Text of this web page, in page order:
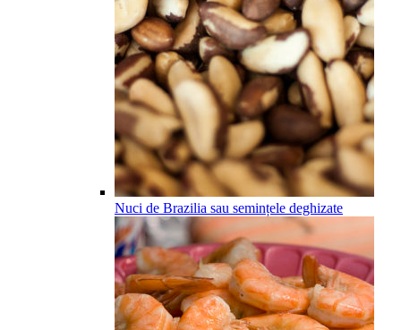
Nuci de Brazilia sau semințele deghizate